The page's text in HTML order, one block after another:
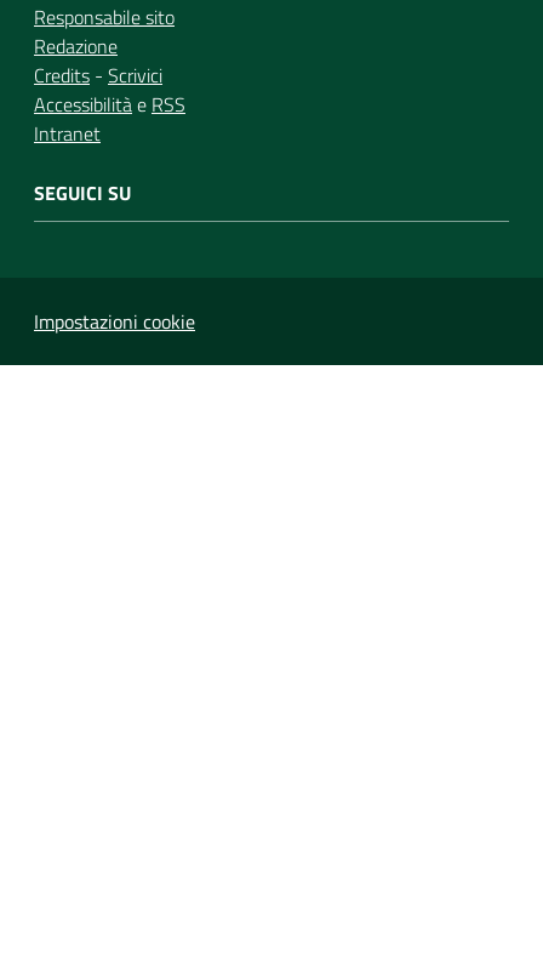
Responsabile sito
Redazione
Credits - Scrivici
Accessibilitàe RSS
Intranet
SEGUICI SU
Impostazioni cookie